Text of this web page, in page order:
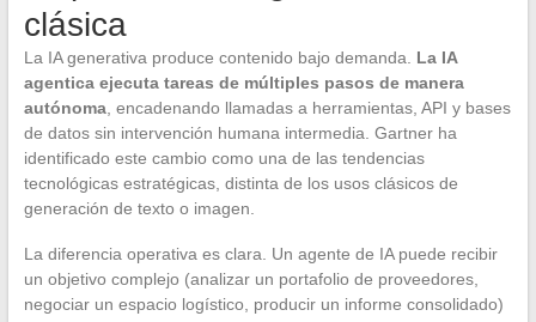
clásica
La IA generativa produce contenido bajo demanda. La IA
agentica ejecuta tareas de múltiples pasos de manera
autónoma, encadenando llamadas a herramientas, API y bases
de datos sin intervención humana intermedia. Gartner ha
identificado este cambio como una de las tendencias
tecnológicas estratégicas, distinta de los usos clásicos de
generación de texto o imagen.
La diferencia operativa es clara. Un agente de IA puede recibir
un objetivo complejo (analizar un portafolio de proveedores,
negociar un espacio logístico, producir un informe consolidado)